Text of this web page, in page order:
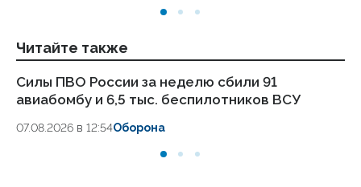
Читайте также
Силы ПВО России за неделю сбили 91
авиабомбу и 6,5 тыс. беспилотников ВСУ
07.08.2026 в 12:54Оборона